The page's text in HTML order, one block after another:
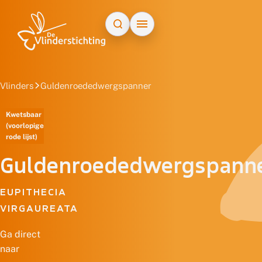
Vlinders Guldenroededwergspanner
Kwetsbaar
(voorlopige
rode lijst)
EUPITHECIA
VIRGAUREATA
Ga direct
naar